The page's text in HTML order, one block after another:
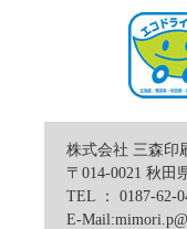
株式会社 三森印
〒014-0021 秋田
TEL ： 0187-62-
E-